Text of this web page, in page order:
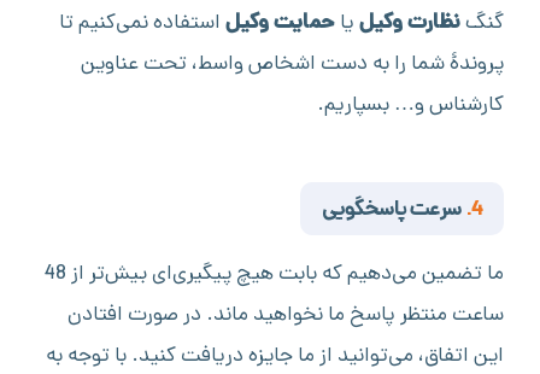
گنگنظارت وکیلیاحمایت وکیلاستفاده نمی‌کنیم تا
پروندۀ شما را به دست اشخاص واسط، تحت عناوین
کارشناس و… بسپاریم.
4. سرعت پاسخگویی
ما تضمین می‌دهیم که بابت هیچ پیگیری‌ای بیش‌تر از 48
ساعت منتظر پاسخ ما نخواهید ماند. در صورت افتادن
این اتفاق، می‌توانید از ما جایزه‌ دریافت کنید. با توجه به